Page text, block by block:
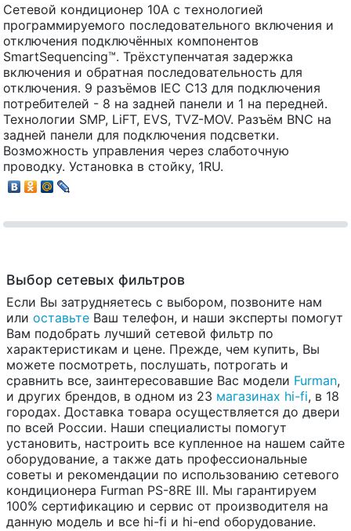
Сетевой кондиционер 10А с технологией
программируемого последовательного включения и
отключения подключённых компонентов
SmartSequencing™. Трёхступенчатая задержка
включения и обратная последовательность для
отключения. 9 разъёмов IEC C13 для подключения
потребителей - 8 на задней панели и 1 на передней.
Технологии SMP, LiFT, EVS, TVZ-MOV. Разъём BNC на
задней панели для подключения подсветки.
Возможность управления через слаботочную
проводку. Установка в стойку, 1RU.
Выбор сетевых фильтров
Если Вы затрудняетесь с выбором, позвоните нам
или оставьте Ваш телефон, и наши эксперты помогут
Вам подобрать лучший сетевой фильтр по
характеристикам и цене. Прежде, чем купить, Вы
можете посмотреть, послушать, потрогать и
сравнить все, заинтересовавшие Вас модели Furman,
и других брендов, в одном из 23 магазинах hi-fi, в 18
городах. Доставка товара осуществляется до двери
по всей России. Наши специалисты помогут
установить, настроить все купленное на нашем сайте
оборудование, а также дать профессиональные
советы и рекомендации по использованию сетевого
кондиционера Furman PS-8RE III. Мы гарантируем
100% сертификацию и сервис от производителя на
данную модель и все hi-fi и hi-end оборудование.